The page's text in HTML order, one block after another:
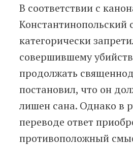
В соответствии с
Константинопольский
категорически
совершившему
продолжать
постановил, что он
лишен сана. Однако в
переводе ответ
противоположный